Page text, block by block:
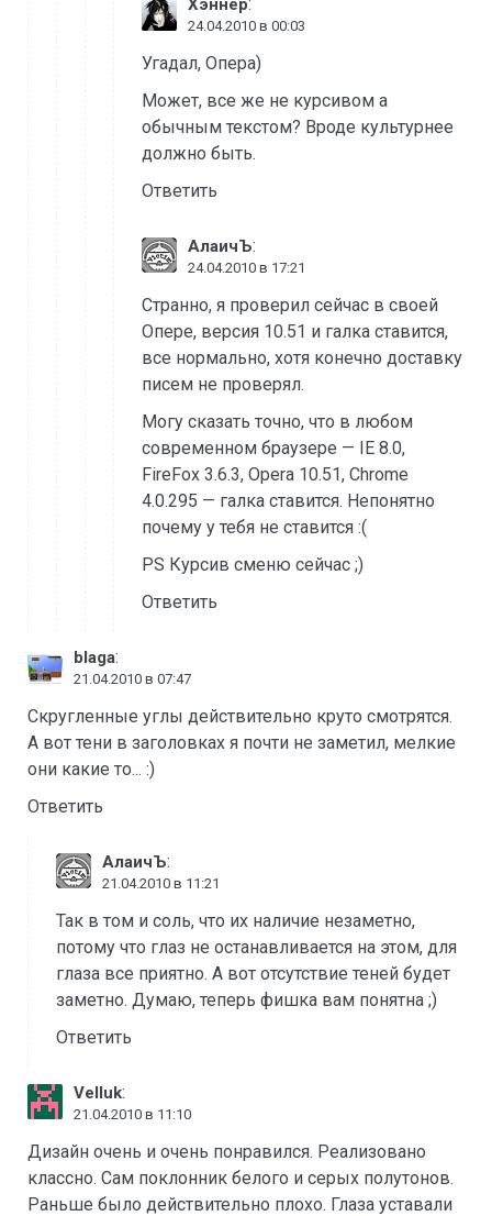
Хэннер
24.04.2010 в 00:03
Угадал, Опера)
Может, все же не курсивом а
обычным текстом? Вроде культурнее
должно быть.
Ответить
АлаичЪ:
24.04.2010 в 17:21
Странно, я проверил сейчас в своей
Опере, версия 10.51 и галка ставится,
все нормально, хотя конечно доставку
писем не проверял.
Могу сказать точно, что в любом
современном браузере — IE 8.0,
FireFox 3.6.3, Opera 10.51, Chrome
4.0.295 — галка ставится. Непонятно
почему у тебя не ставится :(
PS Курсив сменю сейчас ;)
Ответить
blaga:
21.04.2010 в 07:47
Скругленные углы действительно круто смотрятся.
А вот тени в заголовках я почти не заметил, мелкие
они какие то... :)
Ответить
АлаичЪ:
21.04.2010 в 11:21
Так в том и соль, что их наличие незаметно,
потому что глаз не останавливается на этом, для
глаза все приятно. А вот отсутствие теней будет
заметно. Думаю, теперь фишка вам понятна ;)
Ответить
Velluk:
21.04.2010 в 11:10
Дизайн очень и очень понравился. Реализовано
классно. Сам поклонник белого и серых полутонов.
Раньше было действительно плохо. Глаза уставали